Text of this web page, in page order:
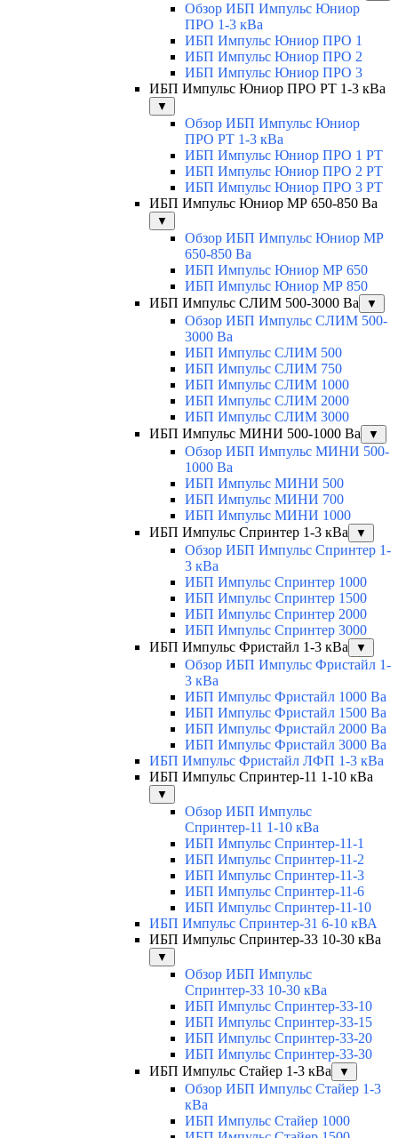
Обзор ИБП Импульс Юниор
ПРО 1-3 кВа
ИБП Импульс Юниор ПРО 1
ИБП Импульс Юниор ПРО 2
ИБП Импульс Юниор ПРО 3
ИБП Импульс Юниор ПРО РТ 1-3 кВа
▼
Обзор ИБП Импульс Юниор
ПРО РТ 1-3 кВа
ИБП Импульс Юниор ПРО 1 РТ
ИБП Импульс Юниор ПРО 2 РТ
ИБП Импульс Юниор ПРО 3 РТ
ИБП Импульс Юниор МР 650-850 Ва
▼
Обзор ИБП Импульс Юниор МР
650-850 Ва
ИБП Импульс Юниор МР 650
ИБП Импульс Юниор МР 850
ИБП Импульс СЛИМ 500-3000 Ва
▼
Обзор ИБП Импульс СЛИМ 500-
3000 Ва
ИБП Импульс СЛИМ 500
ИБП Импульс СЛИМ 750
ИБП Импульс СЛИМ 1000
ИБП Импульс СЛИМ 2000
ИБП Импульс СЛИМ 3000
ИБП Импульс МИНИ 500-1000 Ва
▼
Обзор ИБП Импульс МИНИ 500-
1000 Ва
ИБП Импульс МИНИ 500
ИБП Импульс МИНИ 700
ИБП Импульс МИНИ 1000
ИБП Импульс Спринтер 1-3 кВа
▼
Обзор ИБП Импульс Спринтер 1-
3 кВа
ИБП Импульс Спринтер 1000
ИБП Импульс Спринтер 1500
ИБП Импульс Спринтер 2000
ИБП Импульс Спринтер 3000
ИБП Импульс Фристайл 1-3 кВа
▼
Обзор ИБП Импульс Фристайл 1-
3 кВа
ИБП Импульс Фристайл 1000 Ва
ИБП Импульс Фристайл 1500 Ва
ИБП Импульс Фристайл 2000 Ва
ИБП Импульс Фристайл 3000 Ва
ИБП Импульс Фристайл ЛФП 1-3 кВа
ИБП Импульс Спринтер-11 1-10 кВа
▼
Обзор ИБП Импульс
Спринтер-11 1-10 кВа
ИБП Импульс Спринтер-11-1
ИБП Импульс Спринтер-11-2
ИБП Импульс Спринтер-11-3
ИБП Импульс Спринтер-11-6
ИБП Импульс Спринтер-11-10
ИБП Импульс Спринтер-31 6-10 кВА
ИБП Импульс Спринтер-33 10-30 кВа
▼
Обзор ИБП Импульс
Спринтер-33 10-30 кВа
ИБП Импульс Спринтер-33-10
ИБП Импульс Спринтер-33-15
ИБП Импульс Спринтер-33-20
ИБП Импульс Спринтер-33-30
ИБП Импульс Стайер 1-3 кВа
▼
Обзор ИБП Импульс Стайер 1-3
кВа
ИБП Импульс Стайер 1000